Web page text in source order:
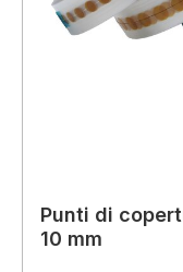
Punti di
10 mm